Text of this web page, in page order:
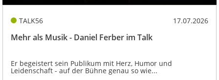
TALK56 17.07.2026
Mehr als Musik - Daniel Ferber im Talk
Er begeistert sein Publikum mit Herz, Humor und
Leidenschaft - auf der Bühne genau so wie...